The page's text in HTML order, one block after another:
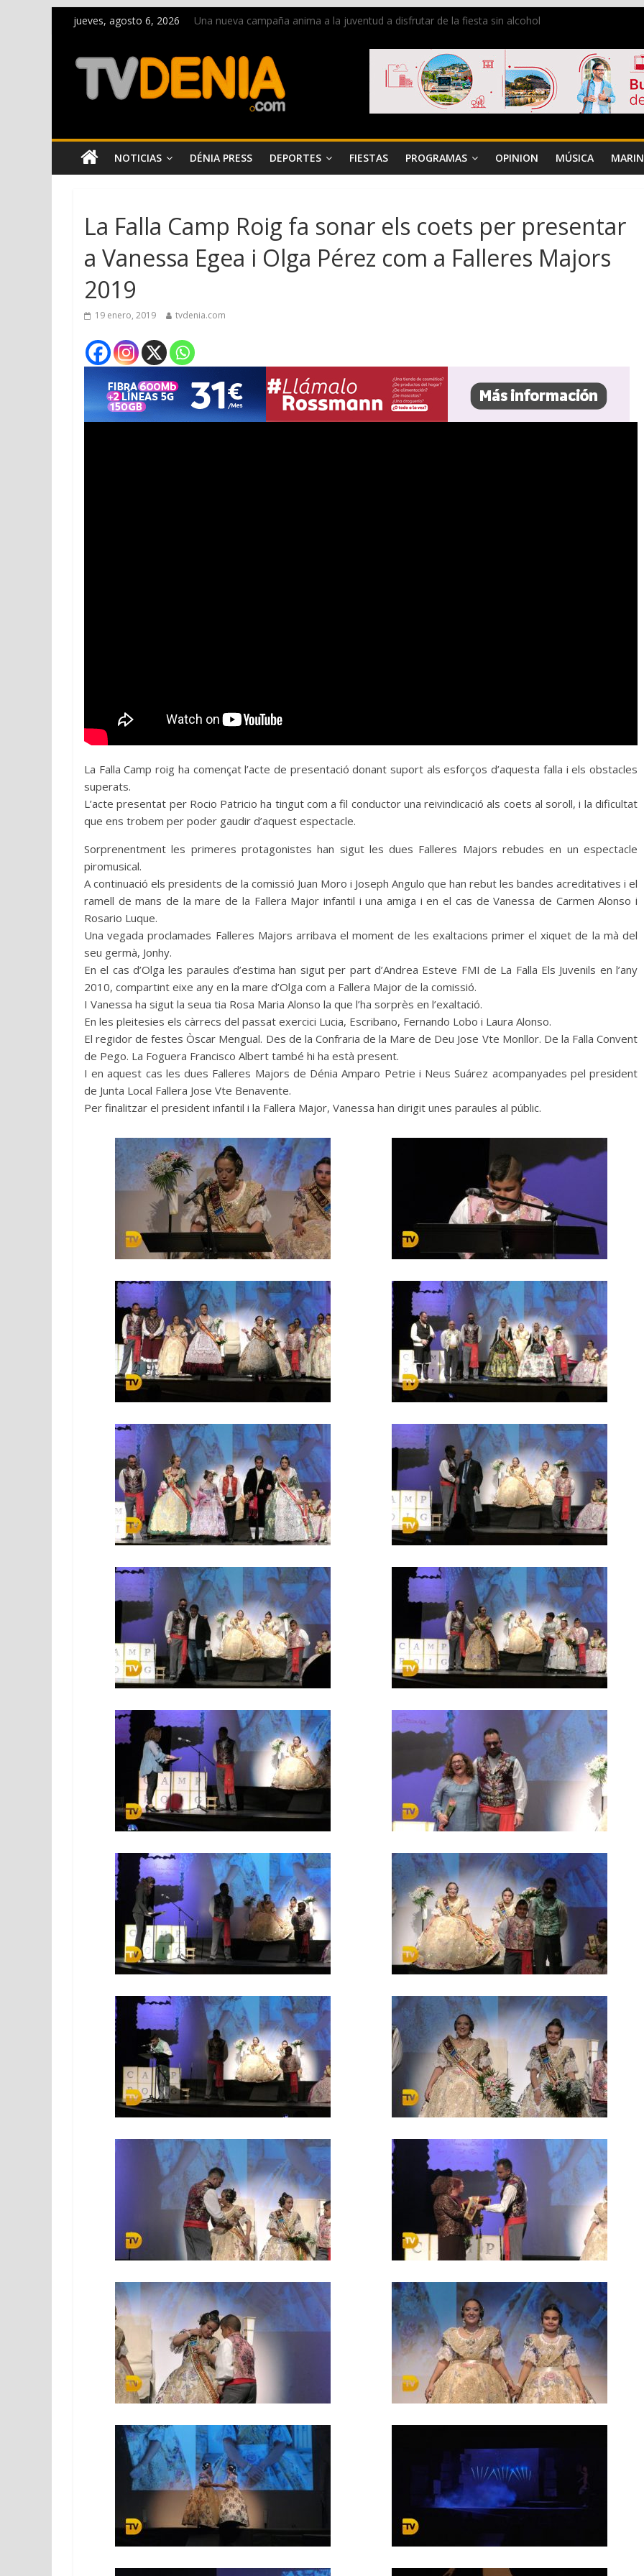
jueves, agosto 6, 2026
Una nueva campaña anima a la juventud a disfrutar de la fiesta sin alcohol
La Entraeta Festera llena de ambiente la calle Marqués de Campo con la recepción a la
El XII Festival de Jazz de Dénia reunirá durante agosto a figuras nacionales e internacionales en
Los Moros y Cristianos 2026 reciben las llaves de la ciudad y dan inicio a las fiestas en Dénia
NOTICIAS DÉNIA PRESS DEPORTES FIESTAS PROGRAMAS OPINION MÚSICA
La Falla Camp Roig fa sonar els coets per presentar
a Vanessa Egea i Olga Pérez com a Falleres Majors
2019
19 enero, 2019 tvdenia.com
La Falla Camp roig ha començat l’acte de presentació donant suport als esforços d’aquesta falla i els obstacles
superats.
L’acte presentat per Rocio Patricio ha tingut com a fil conductor una reivindicació als coets al soroll, i la dificultat
que ens trobem per poder gaudir d’aquest espectacle.
Sorprenentment les primeres protagonistes han sigut les dues Falleres Majors rebudes en un espectacle
piromusical.
A continuació els presidents de la comissió Juan Moro i Joseph Angulo que han rebut les bandes acreditatives i el
ramell de mans de la mare de la Fallera Major infantil i una amiga i en el cas de Vanessa de Carmen Alonso i
Rosario Luque.
Una vegada proclamades Falleres Majors arribava el moment de les exaltacions primer el xiquet de la mà del
seu germà, Jonhy.
En el cas d’Olga les paraules d’estima han sigut per part d’Andrea Esteve FMI de La Falla Els Juvenils en l’any
2010, compartint eixe any en la mare d’Olga com a Fallera Major de la comissió.
I Vanessa ha sigut la seua tia Rosa Maria Alonso la que l’ha sorprès en l’exaltació.
En les pleitesies els càrrecs del passat exercici Lucia, Escribano, Fernando Lobo i Laura Alonso.
El regidor de festes Òscar Mengual. Des de la Confraria de la Mare de Deu Jose Vte Monllor. De la Falla Convent
de Pego. La Foguera Francisco Albert també hi ha està present.
I en aquest cas les dues Falleres Majors de Dénia Amparo Petrie i Neus Suárez acompanyades pel president
de Junta Local Fallera Jose Vte Benavente.
Per finalitzar el president infantil i la Fallera Major, Vanessa han dirigit unes paraules al públic.